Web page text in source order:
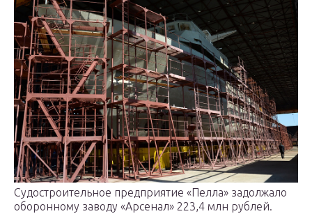
Судостроительное предприятие «Пелла» задолжало
оборонному заводу «Арсенал» 223,4 млн рублей.